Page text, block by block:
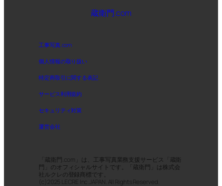
蔵衛門.com
工事写真.com
個人情報の取り扱い
特定商取引に関する表記
サービス利用規約
セキュリティ対策
運営会社
「蔵衛門.com」は、工事写真業務支援サービス「蔵衛
門」のオフィシャルサイトです。「蔵衛門」は株式会
社ルクレの登録商標です。
(c)2025 LECRE Inc.JAPAN. All Rights Reserved.